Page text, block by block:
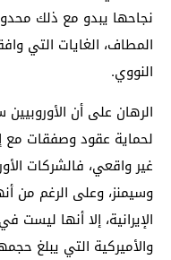
نجاحها يبدو مع ذلك
المطاف، الغايات التي
النووي.
الرهان على أن
غير واقعي، فالشركات
وسيمنز، وعلى الرغم من
الإيرانية، إلا أنها ليست